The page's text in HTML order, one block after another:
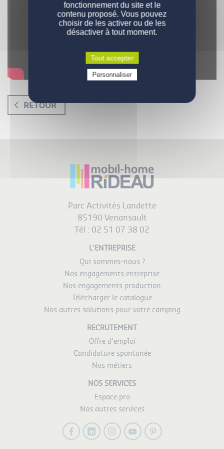
JE SUIS UN PARTICULIER
DÉCOUVRIR MOBIL-HOME RIDEAU
RETOUR
Parc Activités Landette
85190 Venansault
Tél : 02 51 07 38 02
L'ENTREPRISE
Qui sommes-nous ?
Nos engagements entreprise
Nos engagements production
Télécharger le catalogue
Nos autres solutions pour votre camping
RECRUTEMENT
Offre d'emploi
Candidature spontanée
Nos métiers
NOS SERVICES
Espace pro
Nos autres services
FacebookLinkedInInstagram
YoutubePinterest
fonctionnement du site et le
contenu proposé. Vous pouvez
choisir de les activer ou de les
désactiver à tout moment.
Tout accepter
Personnaliser